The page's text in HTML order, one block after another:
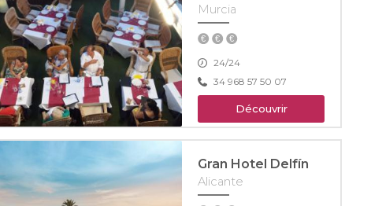
Murcia
24/24
34 968 57 50 07
Découvrir
Gran Hotel Delfín
Alicante